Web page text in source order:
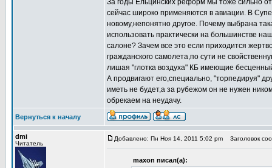
За годы Ельцинских реформ мы тоже сильно
сейчас широко применяются в авиации. В
новому,непонятно другое. Почему выбрана
использовать практически на большинстве
салоне? Зачем все это если приходится
гражданского самолета,по сути не
лишая "глотка воздуха" КБ имеющие
А продвигают его,специально, "торпедируя"
иметь не будет,а за рубежом он не нужен
обрекаем на неудачу.
Вернуться к началу
dmi
Читатель
Добавлено: Пн Ноя 14, 2011 5:02 pm Заголовок
maxon писал(а):